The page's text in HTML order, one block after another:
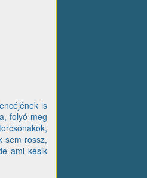
is
folyó meg
sem rossz,
ami késik